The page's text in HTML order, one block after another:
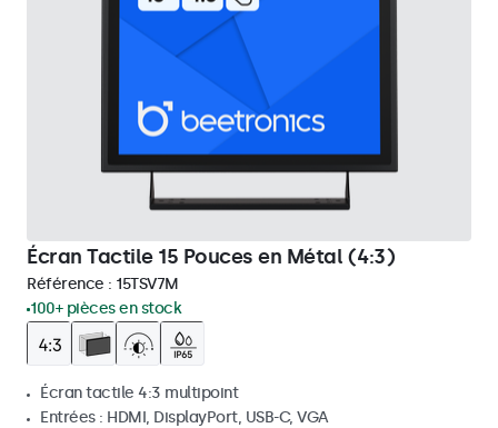
Écran Tactile 15 Pouces en Métal (4:3)
Référence : 15TSV7M
100+ pièces en stock
Écran tactile 4:3 multipoint
Entrées : HDMI, DisplayPort, USB-C, VGA